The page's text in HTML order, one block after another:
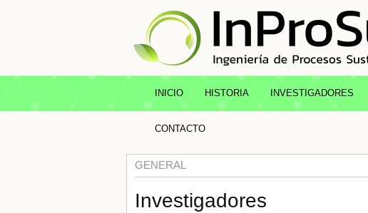
INICIO HISTORIA INVESTIGADORES
CONTACTO
GENERAL
Investigadores